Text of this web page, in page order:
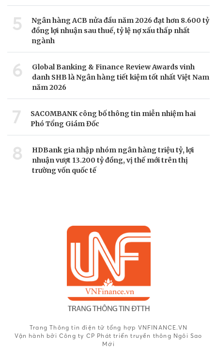
5
Ngân hàng ACB nửa đầu năm 2026 đạt hơn 8.600 tỷ
đồng lợi nhuận sau thuế, tỷ lệ nợ xấu thấp nhất
ngành
6
Global Banking & Finance Review Awards vinh
danh SHB là Ngân hàng tiết kiệm tốt nhất Việt Nam
năm 2026
7
SACOMBANK công bố thông tin miễn nhiệm hai
Phó Tổng Giám Đốc
8
HDBank gia nhập nhóm ngân hàng triệu tỷ, lợi
nhuận vượt 13.200 tỷ đồng, vị thế mới trên thị
trường vốn quốc tế
Trang Thông tin điện tử tổng hợp VNFINANCE.VN
Vận hành bởi Công ty CP Phát triển truyền thông Ngôi Sao
Mới